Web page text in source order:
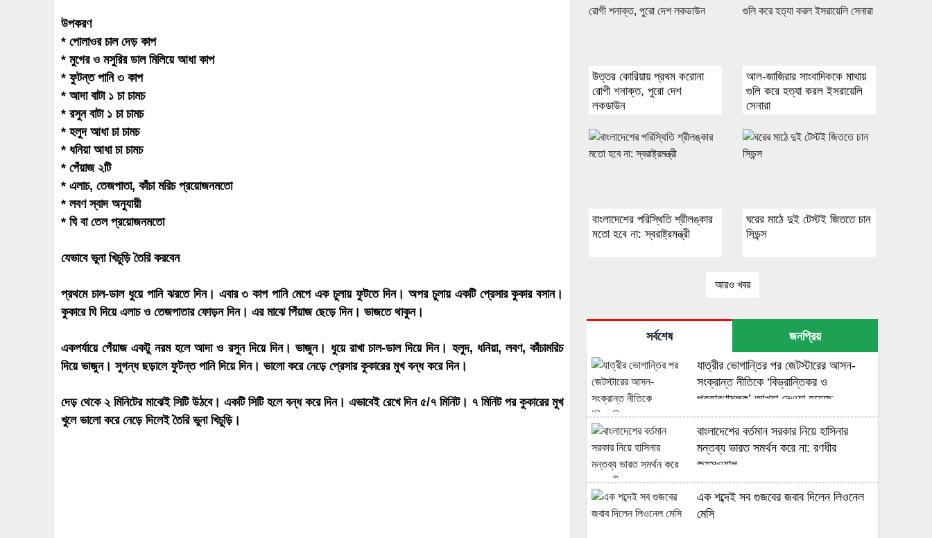
উপকরণ
* পোলাওর চাল দেড় কাপ
* মুগের ও মসুরির ডাল মিলিয়ে আধা কাপ
* ফুটন্ত পানি ৩ কাপ
* আদা বাটা ১ চা চামচ
* রসুন বাটা ১ চা চামচ
* হলুদ আধা চা চামচ
* ধনিয়া আধা চা চামচ
* পেঁয়াজ ২টি
* এলাচ, তেজপাতা, কাঁচা মরিচ প্রয়োজনমতো
* লবণ স্বাদ অনুযায়ী
* ঘি বা তেল প্রয়োজনমতো
যেভাবে ভুনা খিচুড়ি তৈরি করবেন
প্রথমে চাল-ডাল ধুয়ে পানি ঝরতে দিন। এবার ৩ কাপ পানি মেপে এক চুলায় ফুটতে দিন। অপর চুলায় একটি প্রেসার কুকার বসান।
কুকারে ঘি দিয়ে এলাচ ও তেজপাতার ফোড়ন দিন। এর মাঝে পিঁয়াজ ছেড়ে দিন। ভাজতে থাকুন।
একপর্যায়ে পেঁয়াজ একটু নরম হলে আদা ও রসুন দিয়ে দিন। ভাজুন। ধুয়ে রাখা চাল-ডাল দিয়ে দিন। হলুদ, ধনিয়া, লবণ, কাঁচামরিচ
দিয়ে ভাজুন। সুগন্ধ ছড়ালে ফুটন্ত পানি দিয়ে দিন। ভালো করে নেড়ে প্রেসার কুকারের মুখ বন্ধ করে দিন।
দেড় থেকে ২ মিনিটের মাঝেই সিটি উঠবে। একটি সিটি হলে বন্ধ করে দিন। এভাবেই রেখে দিন ৫/৭ মিনিট। ৭ মিনিট পর কুকারের মুখ
খুলে ভালো করে নেড়ে দিলেই তৈরি ভুনা খিচুড়ি।
উত্তর কোরিয়ায় প্রথম করোনা
রোগী শনাক্ত, পুরো দেশ
লকডাউন
আল-জাজিরার সাংবাদিককে মাথায়
গুলি করে হত্যা করল ইসরায়েলি
সেনারা
বাংলাদেশের পরিস্থিতি শ্রীলঙ্কার
মতো হবে না: স্বরাষ্ট্রমন্ত্রী
ঘরের মাঠে দুই টেস্টই জিততে চান
সিডন্স
আরও খবর
সর্বশেষ জনপ্রিয়
যাত্রীর ভোগান্তির পর জেটস্টারের আসন-
সংক্রান্ত নীতিকে ‘বিভ্রান্তিকর ও
প্রতারণামূলক’ আখ্যা দেওয়া হয়েছে
বাংলাদেশের বর্তমান সরকার নিয়ে হাসিনার
মন্তব্য ভারত সমর্থন করে না: রণধীর
জয়সওয়াল
এক শব্দেই সব গুজবের জবাব দিলেন লিওনেল
মেসি